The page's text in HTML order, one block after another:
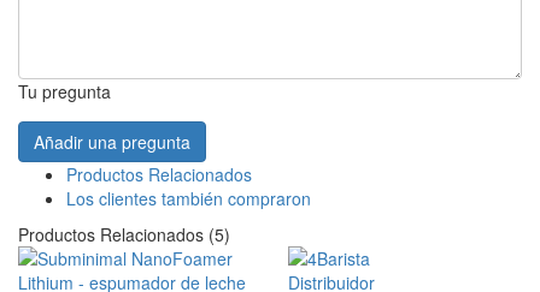
Tu pregunta
Añadir una pregunta
Productos Relacionados
Los clientes también compraron
Productos Relacionados (5)